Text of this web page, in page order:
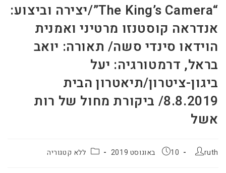
“The King’s Camera”/יצירה וביצוע:
אנדראה קוסטנזו מרטיני ואמנית
הוידאו סינדי סשה/ תאורה: יואב
בראל, דרמטורגיה: יעל
ביגון-ציטרון/תיאטרון הבית
8.8.2019/ ביקורת מחול של רות
אשל
ruth 10 באוגוסט 2019 ללא קטגוריה